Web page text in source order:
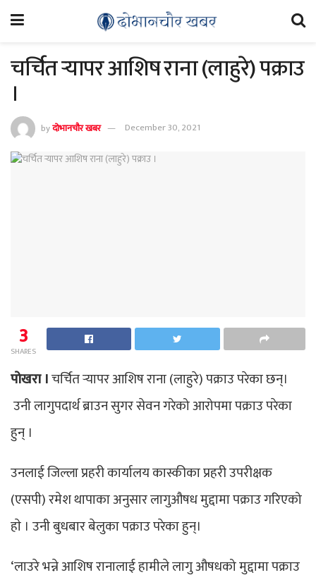
चर्चित र्‍यापर आशिष राना (लाहुरे) पक्राउ
।
byदोभानचौर खबर December 30, 2021
3
SHARES
पोखरा ।चर्चित र्‍यापर आशिष राना (लाहुरे) पक्राउ परेका छन्।
उनी लागुपदार्थ ब्राउन सुगर सेवन गरेको आरोपमा पक्राउ परेका
हुन् ।
उनलाई जिल्ला प्रहरी कार्यालय कास्कीका प्रहरी उपरीक्षक
(एसपी) रमेश थापाका अनुसार लागुऔषध मुद्दामा पक्राउ गरिएको
हाे । उनी बुधबार बेलुका पक्राउ परेका हुन्।
‘लाउरे भन्ने आशिष रानालाई हामीले लागु औषधको मुद्दामा पक्राउ